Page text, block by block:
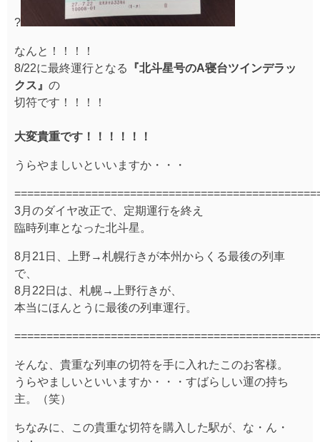
?
なんと！！！！
8/22に最終運行となる
『北斗星号のA寝台ツインデラッ
クス』 の
切符です！！！！
大変貴重です！！！！！！
うらやましいといいますか・・・
3月のダイヤ改正で、定期運行を終え
臨時列車となった北斗星。
8月21日、上野→札幌行きが本州からくる最後の列車
で、
8月22日は、札幌→上野行きが、
本当にほんとうに最後の列車運行。
そんな、貴重な列車の切符を手に入れたこのお客様。
うらやましいといいますか・・・すばらしい運の持ち
主。（笑）
ちなみに、この貴重な切符を購入した駅が、な・ん・